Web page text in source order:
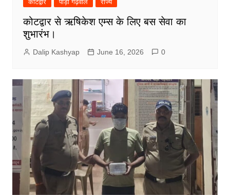
कोटद्वार पौड़ी गढ़वाल राज्य
कोटद्वार से ऋषिकेश एम्स के लिए बस सेवा का
शुभारंभ।
Dalip Kashyap June 16, 2026 0